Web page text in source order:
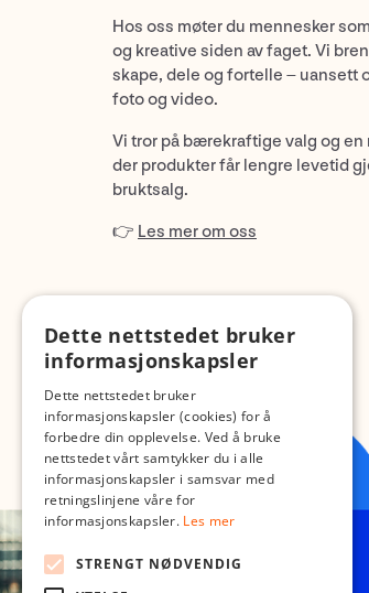
Hos oss møter du mennesker
og kreative siden av faget. Vi
skape, dele og fortelle – uansett
foto og video.
Vi tror på bærekraftige valg og
der produkter får lengre levetid
bruktsalg.
👉 Les mer om oss
Dette nettstedet bruker
informasjonskapsler
Dette nettstedet bruker
informasjonskapsler (cookies) for å
forbedre din opplevelse. Ved å bruke
nettstedet vårt samtykker du i alle
informasjonskapsler i samsvar med
retningslinjene våre for
informasjonskapsler. Les mer
STRENGT NØDVENDIG